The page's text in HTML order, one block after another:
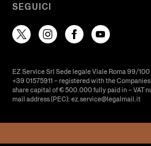
SEGUICI
EZ Service Srl Sede legale Viale Roma 99/
+39 01575911 – registered with the
share capital of € 500.000 fully paid in – VAT
mail address (PEC): ez.service@legalmail.it